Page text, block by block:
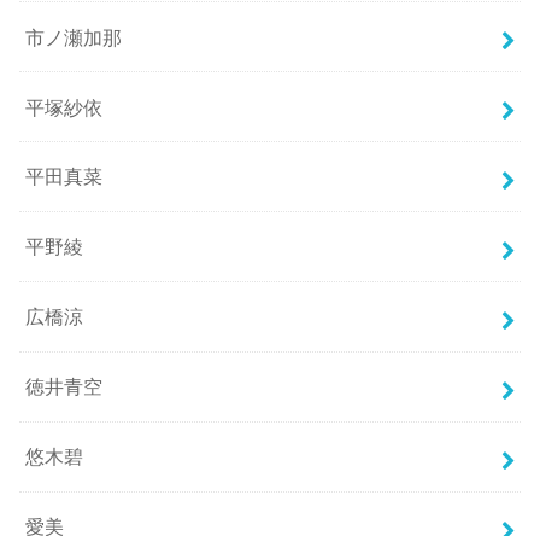
市ノ瀬加那
平塚紗依
平田真菜
平野綾
広橋涼
徳井青空
悠木碧
愛美